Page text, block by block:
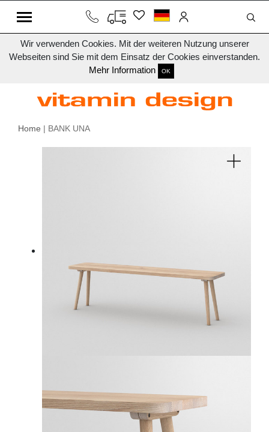
Wir verwenden Cookies. Mit der weiteren Nutzung unserer
Webseiten sind Sie mit dem Einsatz der Cookies einverstanden.
Mehr Information
OK
Home | BANK UNA